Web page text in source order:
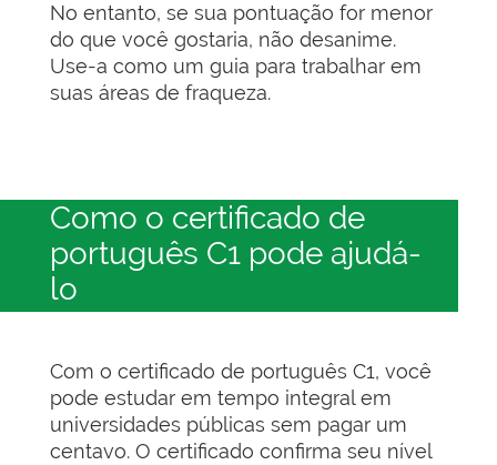
No entanto, se sua pontuação for menor
do que você gostaria, não desanime.
Use-a como um guia para trabalhar em
suas áreas de fraqueza.
Como o certificado de
português C1 pode ajudá-
lo
Com o certificado de português C1, você
pode estudar em tempo integral em
universidades públicas sem pagar um
centavo. O certificado confirma seu nível